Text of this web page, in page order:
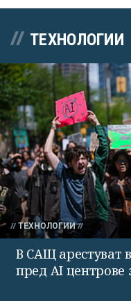
ТЕХНОЛОГИИ
ТЕХНОЛОГИИ
В САЩ арестуват
пред AI центрове